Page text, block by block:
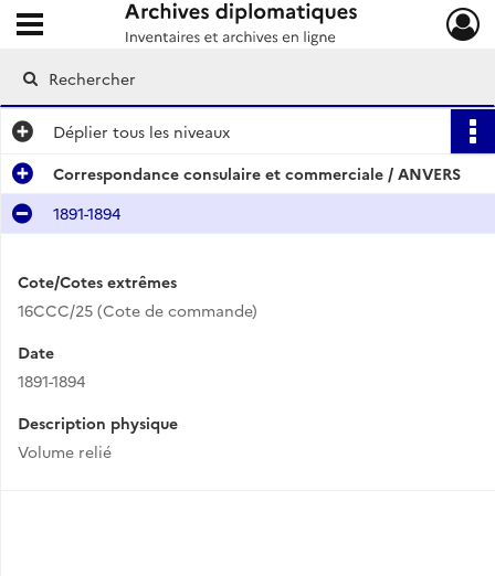
Archives diplomatiques
Ouvrir le menu déroulant
Déplier tous les niveaux
Correspondance consulaire et commerciale / ANVERS
1891-1894
Cote/Cotes extrêmes
16CCC/25 (Cote de commande)
Date
1891-1894
Description physique
Volume relié